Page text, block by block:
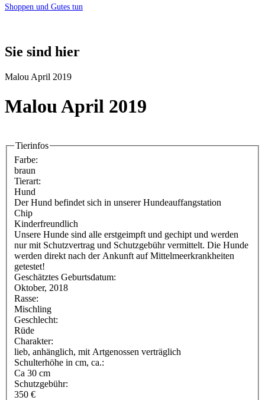
Shoppen und Gutes tun
Sie sind hier
Malou April 2019
Malou April 2019
Tierinfos
Farbe:
braun
Tierart:
Hund
Der Hund befindet sich in unserer Hundeauffangstation
Chip
Kinderfreundlich
Unsere Hunde sind alle erstgeimpft und gechipt und werden
nur mit Schutzvertrag und Schutzgebühr vermittelt. Die Hunde
werden direkt nach der Ankunft auf Mittelmeerkrankheiten
getestet!
Geschätztes Geburtsdatum:
Oktober, 2018
Rasse:
Mischling
Geschlecht:
Rüde
Charakter:
lieb, anhänglich, mit Artgenossen verträglich
Schulterhöhe in cm, ca.:
Ca 30 cm
Schutzgebühr:
350 €